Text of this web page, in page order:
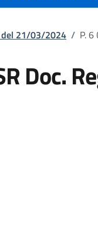
del 21/03/2024 / P.
Doc.